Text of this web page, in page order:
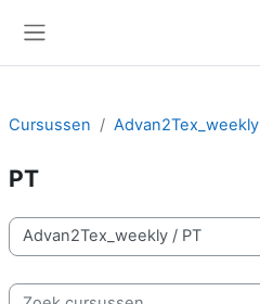
Cursussen Advan2Tex_weekly
PT
Cursuscategorieën
Zoek cursussen